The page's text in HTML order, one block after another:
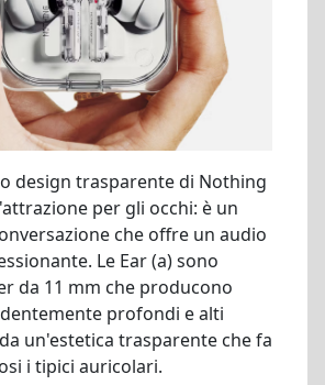
design trasparente di Nothing
per gli occhi: è un
che offre un audio
Le Ear (a) sono
da 11 mm che producono
profondi e alti
un'estetica trasparente che fa
i tipici auricolari.